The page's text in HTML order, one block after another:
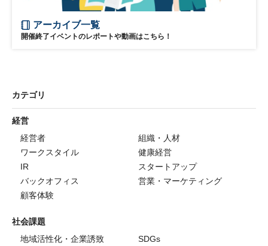
アーカイブ一覧
開催終了イベントのレポートや動画はこちら！
カテゴリ
経営
経営者
組織・人材
ワークスタイル
健康経営
IR
スタートアップ
バックオフィス
営業・マーケティング
顧客体験
社会課題
地域活性化・企業誘致
SDGs